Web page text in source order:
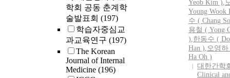
학회 공동 춘계학
술발표회 (197)
학습자중심교
과교육연구 (197)
The Korean
Journal of Internal
Medicine (196)
ha<sup>-1</
year<sup>-1</
the value of
services
in the Namsan
ecosystem
million won
ha<sup>-1</
Yeob Kim ),
Young Wook
수 ( Chang
용철 ( Yong
),한동수 (
Han ),오영하
Ha Oh )
대한간학
Clinical